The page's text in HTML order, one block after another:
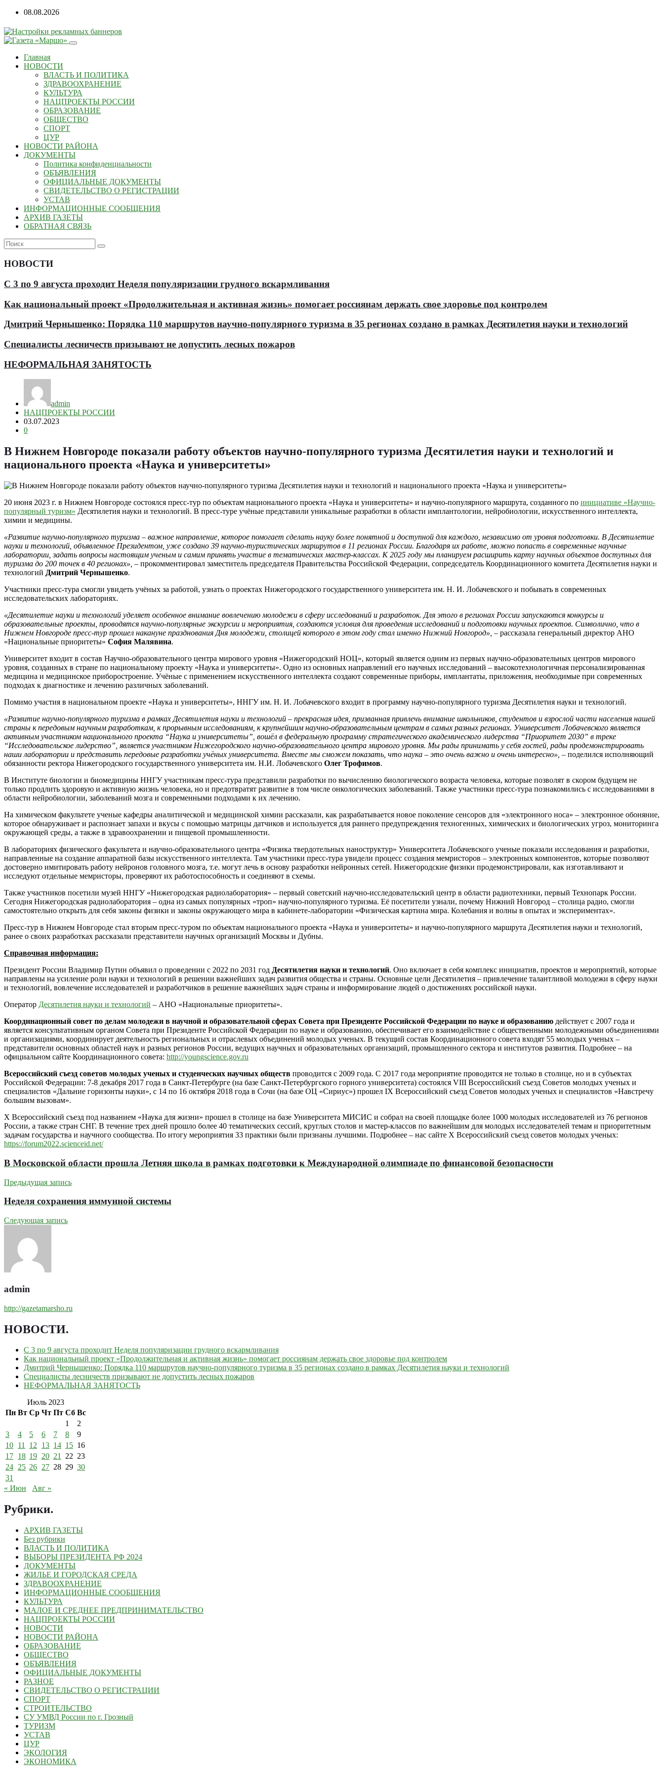
Перейти
содержанию
08.08.2026
Главная
НОВОСТИ
ВЛАСТЬ И ПОЛИТИКА
ЗДРАВООХРАНЕНИЕ
КУЛЬТУРА
НАЦПРОЕКТЫ РОССИИ
ОБРАЗОВАНИЕ
ОБЩЕСТВО
СПОРТ
ЦУР
НОВОСТИ РАЙОНА
ДОКУМЕНТЫ
Политика конфиденциальности
ОБЪЯВЛЕНИЯ
ОФИЦИАЛЬНЫЕ ДОКУМЕНТЫ
СВИДЕТЕЛЬСТВО О РЕГИСТРАЦИИ
УСТАВ
ИНФОРМАЦИОННЫЕ СООБЩЕНИЯ
АРХИВ ГАЗЕТЫ
ОБРАТНАЯ СВЯЗЬ
НОВОСТИ
С 3 по 9 августа проходит Неделя популяризации грудного вскармливания
Как национальный проект «Продолжительная и активная жизнь» помогает россиянам держать свое здоровье под контролем
Дмитрий Чернышенко: Порядка 110 маршрутов научно-популярного туризма в 35 регионах создано в рамках Десятилетия науки и технологий
Специалисты лесничеств призывают не допустить лесных пожаров
НЕФОРМАЛЬНАЯ ЗАНЯТОСТЬ
admin
НАЦПРОЕКТЫ РОССИИ
03.07.2023
0
В Нижнем Новгороде показали работу объектов научно-популярного туризма Десятилетия науки и технологий и
национального проекта «Наука и университеты»
20 июня 2023 г. в Нижнем Новгороде состоялся пресс-тур по объектам национального проекта «Наука и университеты» и научно-популярного маршрута, созданного по инициативе «Научно-
популярный туризм» Десятилетия науки и технологий. В пресс-туре учёные представили уникальные разработки в области имплантологии, нейробиологии, искусственного интеллекта,
химии и медицины.
«Развитие научно-популярного туризма – важное направление, которое помогает сделать науку более понятной и доступной для каждого, независимо от уровня подготовки. В Десятилетие
науки и технологий, объявленное Президентом, уже создано 39 научно-туристических маршрутов в 11 регионах России. Благодаря их работе, можно попасть в современные научные
лаборатории, задать вопросы настоящим ученым и самим принять участие в тематических мастер-классах. К 2025 году мы планируем расширить карту научных объектов доступных для
туризма до 200 точек в 40 регионах», – прокомментировал заместитель председателя Правительства Российской Федерации, сопредседатель Координационного комитета Десятилетия науки и
технологий Дмитрий Чернышенко.
Участники пресс-тура смогли увидеть учёных за работой, узнать о проектах Нижегородского государственного университета им. Н. И. Лобачевского и побывать в современных
исследовательских лабораториях.
«Десятилетие науки и технологий уделяет особенное внимание вовлечению молодежи в сферу исследований и разработок. Для этого в регионах России запускаются конкурсы и
образовательные проекты, проводятся научно-популярные экскурсии и мероприятия, создаются условия для проведения исследований и подготовки научных проектов. Символично, что в
Нижнем Новгороде пресс-тур прошел накануне празднования Дня молодежи, столицей которого в этом году стал именно Нижний Новгород», – рассказала генеральный директор АНО
«Национальные приоритеты» София Малявина.
Университет входит в состав Научно-образовательного центра мирового уровня «Нижегородский НОЦ», который является одним из первых научно-образовательных центров мирового
уровня, созданных в стране по национальному проекту «Наука и университеты». Одно из основных направлений его научных исследований – высокотехнологичная персонализированная
медицина и медицинское приборостроение. Учёные с применением искусственного интеллекта создают современные приборы, имплантаты, приложения, необходимые при современных
подходах к диагностике и лечению различных заболеваний.
Помимо участия в национальном проекте «Наука и университеты», ННГУ им. Н. И. Лобачевского входит в программу научно-популярного туризма Десятилетия науки и технологий.
«Развитие научно-популярного туризма в рамках Десятилетия науки и технологий – прекрасная идея, призванная привлечь внимание школьников, студентов и взрослой части населения нашей
страны к передовым научным разработкам, к прорывным исследованиям, к крупнейшим научно-образовательным центрам в самых разных регионах. Университет Лобачевского является
активным участником национального проекта “Наука и университеты”, вошёл в федеральную программу стратегического академического лидерства “Приоритет 2030” в треке
“Исследовательское лидерство”, является участником Нижегородского научно-образовательного центра мирового уровня. Мы рады принимать у себя гостей, рады продемонстрировать
наши лаборатории и представить передовые разработки учёных университета. Вместе мы сможем показать, что наука – это очень важно и очень интересно», – поделился исполняющий
обязанности ректора Нижегородского государственного университета им. Н.И. Лобачевского Олег Трофимов.
В Институте биологии и биомедицины ННГУ участникам пресс-тура представили разработки по вычислению биологического возраста человека, которые позволят в скором будущем не
только продлить здоровую и активную жизнь человека, но и предотвратят развитие в том числе онкологических заболеваний. Также участники пресс-тура познакомились с исследованиями в
области нейробиологии, заболеваний мозга и современными подходами к их лечению.
На химическом факультете ученые кафедры аналитической и медицинской химии рассказали, как разрабатывается новое поколение сенсоров для «электронного носа» – электронное обоняние,
которое обнаруживает и распознает запахи и вкусы с помощью матрицы датчиков и используется для раннего предупреждения техногенных, химических и биологических угроз, мониторинга
окружающей среды, а также в здравоохранении и пищевой промышленности.
В лабораториях физического факультета и научно-образовательного центра «Физика твердотельных наноструктур» Университета Лобачевского ученые показали исследования и разработки,
направленные на создание аппаратной базы искусственного интеллекта. Там участники пресс-тура увидели процесс создания мемристоров – электронных компонентов, которые позволяют
достоверно имитировать работу нейронов головного мозга, т.е. могут лечь в основу разработки нейронных сетей. Нижегородские физики продемонстрировали, как изготавливают и
исследуют отдельные мемристоры, проверяют их работоспособность и соединяют в схемы.
Также участников посетили музей ННГУ «Нижегородская радиолаборатория» – первый советский научно-исследовательский центр в области радиотехники, первый Технопарк России.
Сегодня Нижегородская радиолаборатория – одна из самых популярных «троп» научно-популярного туризма. Её посетители узнали, почему Нижний Новгород – столица радио, смогли
самостоятельно открыть для себя законы физики и законы окружающего мира в кабинете-лаборатории «Физическая картина мира. Колебания и волны в опытах и экспериментах».
Пресс-тур в Нижнем Новгороде стал вторым пресс-туром по объектам национального проекта «Наука и университеты» и научно-популярного маршрута Десятилетия науки и технологий,
ранее о своих разработках рассказали представители научных организаций Москвы и Дубны.
Справочная информация:
Президент России Владимир Путин объявил о проведении с 2022 по 2031 год Десятилетия науки и технологий. Оно включает в себя комплекс инициатив, проектов и мероприятий, которые
направлены на усиление роли науки и технологий в решении важнейших задач развития общества и страны. Основные цели Десятилетия – привлечение талантливой молодежи в сферу науки
и технологий, вовлечение исследователей и разработчиков в решение важнейших задач страны и информирование людей о достижениях российской науки.
Оператор Десятилетия науки и технологий – АНО «Национальные приоритеты».
Координационный совет по делам молодежи в научной и образовательной сферах Совета при Президенте Российской Федерации по науке и образованию действует с 2007 года и
является консультативным органом Совета при Президенте Российской Федерации по науке и образованию, обеспечивает его взаимодействие с общественными молодежными объединениями
и организациями, координирует деятельность региональных и отраслевых объединений молодых ученых. В текущий состав Координационного совета входят 55 молодых ученых –
представители основных областей наук и разных регионов России, ведущих научных и образовательных организаций, промышленного сектора и институтов развития. Подробнее – на
официальном сайте Координационного совета: http://youngscience.gov.ru
Всероссийский съезд советов молодых ученых и студенческих научных обществ проводится с 2009 года. С 2017 года мероприятие проводится не только в столице, но и в субъектах
Российской Федерации: 7-8 декабря 2017 года в Санкт-Петербурге (на базе Санкт-Петербургского горного университета) состоялся VIII Всероссийский съезд Советов молодых ученых и
специалистов «Дальние горизонты науки», с 14 по 16 октября 2018 года в Сочи (на базе ОЦ «Сириус») прошел IX Всероссийский съезд Советов молодых ученых и специалистов «Навстречу
большим вызовам».
Х Всероссийский съезд под названием «Наука для жизни» прошел в столице на базе Университета МИСИС и собрал на своей площадке более 1000 молодых исследователей из 76 регионов
России, а также стран СНГ. В течение трех дней прошло более 40 тематических сессий, круглых столов и мастер-классов по важнейшим для молодых исследователей темам и приоритетным
задачам государства и научного сообщества. По итогу мероприятия 33 практики были признаны лучшими. Подробнее – нас сайте Х Всероссийский съезд советов молодых ученых:
https://forum2022.scienceid.net/
В Московской области прошла Летняя школа в рамках подготовки к Международной олимпиаде по финансовой безопасности
Предыдущая запись
Неделя сохранения иммунной системы
Следующая запись
admin
http://gazetamarsho.ru
НОВОСТИ.
С 3 по 9 августа проходит Неделя популяризации грудного вскармливания
Как национальный проект «Продолжительная и активная жизнь» помогает россиянам держать свое здоровье под контролем
Дмитрий Чернышенко: Порядка 110 маршрутов научно-популярного туризма в 35 регионах создано в рамках Десятилетия науки и технологий
Специалисты лесничеств призывают не допустить лесных пожаров
НЕФОРМАЛЬНАЯ ЗАНЯТОСТЬ
Июль 2023
Пн Вт Ср Чт Пт Сб Вс
1
2
3
4 5 6 7 8
9
10 11 12 13 14 15 16
17 18 19 20 21 22 23
24 25 26 27 28 29 30
31
« Июн
Авг »
Рубрики.
АРХИВ ГАЗЕТЫ
Без рубрики
ВЛАСТЬ И ПОЛИТИКА
ВЫБОРЫ ПРЕЗИДЕНТА РФ 2024
ДОКУМЕНТЫ
ЖИЛЬЕ И ГОРОДСКАЯ СРЕДА
ЗДРАВООХРАНЕНИЕ
ИНФОРМАЦИОННЫЕ СООБЩЕНИЯ
КУЛЬТУРА
МАЛОЕ И СРЕДНЕЕ ПРЕДПРИНИМАТЕЛЬСТВО
НАЦПРОЕКТЫ РОССИИ
НОВОСТИ
НОВОСТИ РАЙОНА
ОБРАЗОВАНИЕ
ОБЩЕСТВО
ОБЪЯВЛЕНИЯ
ОФИЦИАЛЬНЫЕ ДОКУМЕНТЫ
РАЗНОЕ
СВИДЕТЕЛЬСТВО О РЕГИСТРАЦИИ
СПОРТ
СТРОИТЕЛЬСТВО
СУ УМВД России по г. Грозный
ТУРИЗМ
УСТАВ
ЦУР
ЭКОЛОГИЯ
ЭКОНОМИКА